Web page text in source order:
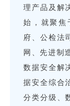
理产品及解
始，就聚焦
府、公检法
网、先进制
数据安全解
据安全综合
分类分级、